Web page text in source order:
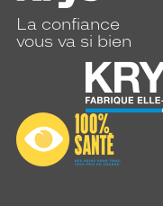
La confiance
vous va si bien